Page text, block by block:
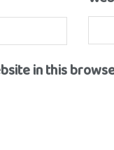
in this